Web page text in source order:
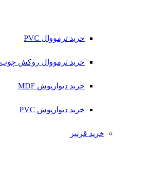
خرید ترمووال PVC
خرید ترمووال روکش چوب
خرید دیوارپوش MDF
خرید دیوارپوش PVC
خرید قرنیز